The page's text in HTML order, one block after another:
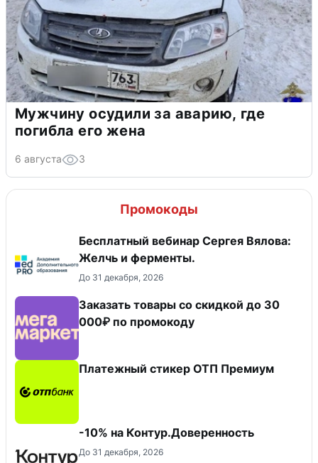
Мужчину осудили за аварию, где
погибла его жена
6 августа 3
Промокоды
Бесплатный вебинар Сергея Вялова:
Желчь и ферменты.
До 31 декабря, 2026
Заказать товары со скидкой до 30
000₽ по промокоду
Платежный стикер ОТП Премиум
-10% на Контур.Доверенность
До 31 декабря, 2026